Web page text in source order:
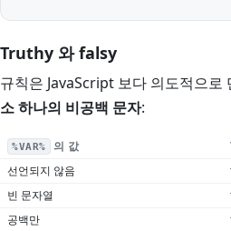
Truthy 와 falsy
규칙은 JavaScript 보다 의도적으
소 하나의 비공백 문자:
%VAR% 의 값
선언되지 않음
빈 문자열
공백만